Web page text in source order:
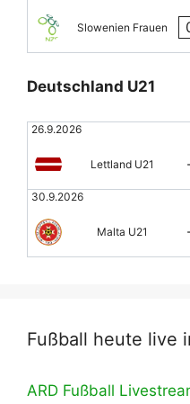
Slowenien Frauen
Deutschland U21
26.9.2026
Lettland U21
30.9.2026
Malta U21
Fußball heute live
ARD Fußball